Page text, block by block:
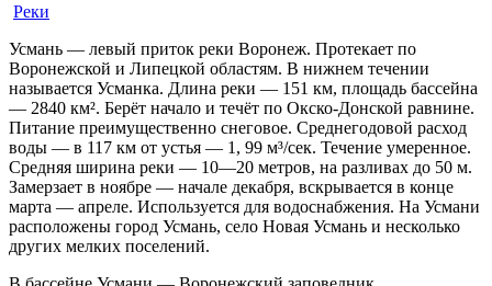
Реки
Усмань — левый приток реки Воронеж. Протекает по
Воронежской и Липецкой областям. В нижнем течении
называется Усманка. Длина реки — 151 км, площадь бассейна
— 2840 км². Берёт начало и течёт по Окско-Донской равнине.
Питание преимущественно снеговое. Среднегодовой расход
воды — в 117 км от устья — 1, 99 м³/сек. Течение умеренное.
Средняя ширина реки — 10—20 метров, на разливах до 50 м.
Замерзает в ноябре — начале декабря, вскрывается в конце
марта — апреле. Используется для водоснабжения. На Усмани
расположены город Усмань, село Новая Усмань и несколько
других мелких поселений.